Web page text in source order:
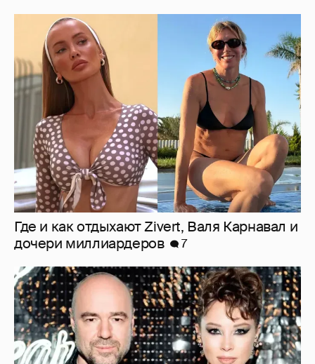
Где и как отдыхают Zivert, Валя Карнавал и
дочери миллиардеров
7